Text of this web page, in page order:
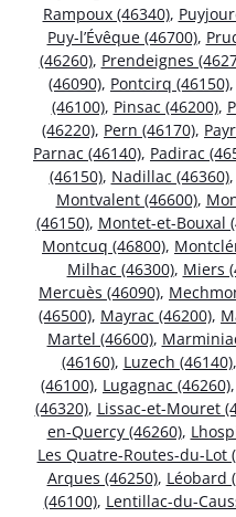
Rampoux (46340),
Puy-l’Évêque (46700),
(46260), Prendeignes
(46090), Pontcirq (46150),
(46100), Pinsac (46200),
(46220), Pern (46170),
Parnac (46140), Padirac
(46150), Nadillac (46360),
Montvalent (46600),
(46150), Montet-et-Bouxal
Montcuq (46800),
Milhac (46300), Miers
Mercuès (46090),
(46500), Mayrac (46200),
Martel (46600),
(46160), Luzech (46140),
(46100), Lugagnac (46260),
(46320), Lissac-et-Mouret
en-Quercy (46260),
Les Quatre-Routes-du-Lot
Arques (46250), Léobard
(46100), Lentillac-du-